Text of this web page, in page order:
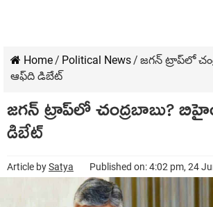
Home/ Political News/ జ‌గ‌న్ ట్రాప్‌లో
ఆఫ్‌ది డిబేట్
జ‌గ‌న్ ట్రాప్‌లో చంద్ర‌బాబు?
డిబేట్
Article bySatya Published on: 4:02 pm, 24